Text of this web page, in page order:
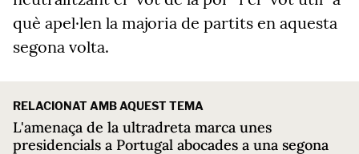
què apel·len la majoria de partits en aquesta
segona volta.
RELACIONAT AMB AQUEST TEMA
L'amenaça de la ultradreta marca unes
presidencials a Portugal abocades a una segona